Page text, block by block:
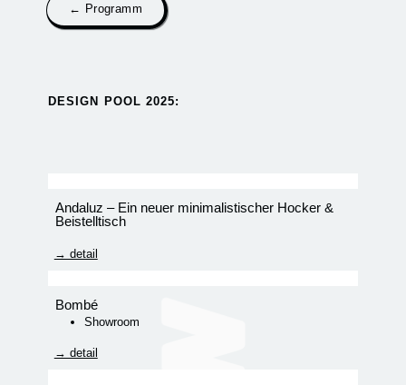
← Programm
DESIGN POOL 2025:​
Andaluz – Ein neuer minimalistischer Hocker &
Beistelltisch
→ detail
Bombé
Showroom
→ detail